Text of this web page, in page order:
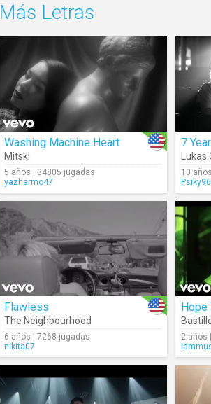
Más Letras
Washing Machine Heart
Mitski
5 años | 34805 jugadas
yazharmo47
7
10
Psiky96
Flawless
The Neighbourhood
6 años | 7268 jugadas
nikita07
Hope
2 años